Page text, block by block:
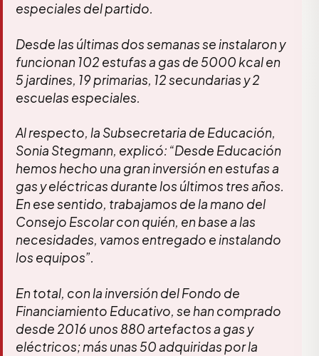
especiales del partido.
Desde las últimas dos semanas se instalaron y
funcionan 102 estufas a gas de 5000 kcal en
5 jardines, 19 primarias, 12 secundarias y 2
escuelas especiales.
Al respecto, la Subsecretaria de Educación,
Sonia Stegmann, explicó: “Desde Educación
hemos hecho una gran inversión en estufas a
gas y eléctricas durante los últimos tres años.
En ese sentido, trabajamos de la mano del
Consejo Escolar con quién, en base a las
necesidades, vamos entregado e instalando
los equipos”.
En total, con la inversión del Fondo de
Financiamiento Educativo, se han comprado
desde 2016 unos 880 artefactos a gas y
eléctricos; más unas 50 adquiridas por la